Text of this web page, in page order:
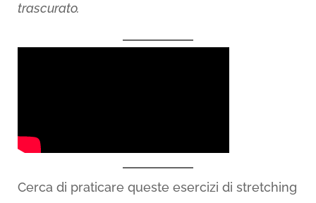
trascurato.
Cerca di praticare queste esercizi di stretching